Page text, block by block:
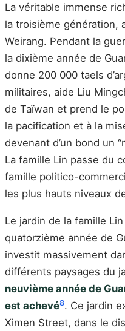
La véritable immense
la troisième génération,
Weirang. Pendant la
la dixième année de
donne 200 000 taels
militaires, aide Liu
de Taïwan et prend le
la pacification et à la
devenant d’un bond un
La famille Lin passe du
famille politico-
les plus hauts niveaux
Le jardin de la famille
quatorzième année de
investit massivement
différents paysages du
neuvième année de
est achevé8. Ce jardin
Ximen Street, dans le